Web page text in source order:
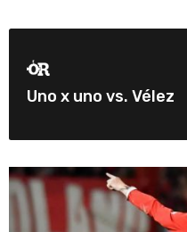
Uno x uno vs. Vélez